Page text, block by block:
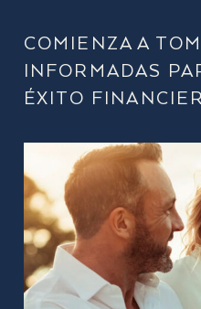
COMIENZA A
INFORMADAS
ÉXITO